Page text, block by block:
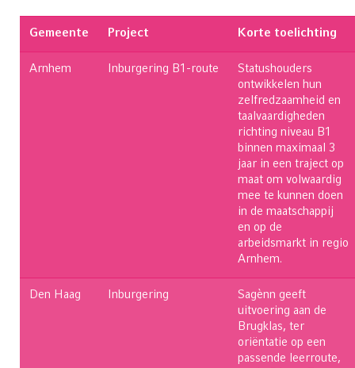
Gemeente Project Korte toelichting
Arnhem Inburgering B1-route
Statushouders
ontwikkelen hun
zelfredzaamheid en
taalvaardigheden
richting niveau B1
binnen maximaal 3
jaar in een traject op
maat om volwaardig
mee te kunnen doen
in de maatschappij
en op de
arbeidsmarkt in regio
Arnhem.
Den Haag Inburgering
Sagènn geeft
uitvoering aan de
Brugklas, ter
oriëntatie op een
passende leerroute,